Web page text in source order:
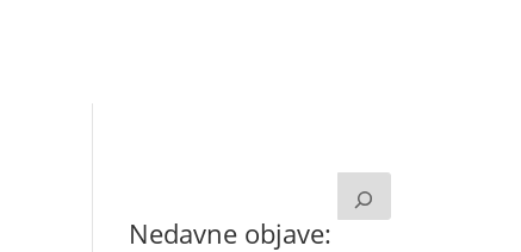
Nedavne objave: